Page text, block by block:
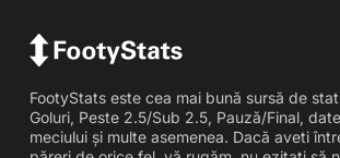
FootyStats este cea mai bună sursă de
Goluri, Peste 2.5/Sub 2.5, Pauză/Final,
meciului și multe asemenea. Dacă aveti